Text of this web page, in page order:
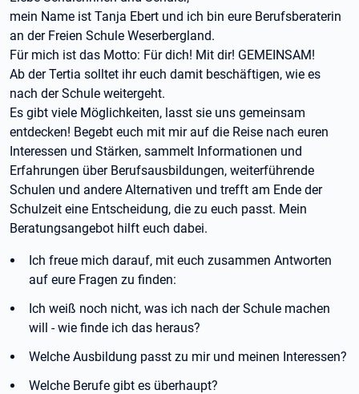
mein Name ist Tanja Ebert und ich bin eure Berufsberaterin
an der Freien Schule Weserbergland.
Für mich ist das Motto: Für dich! Mit dir! GEMEINSAM!
Ab der Tertia solltet ihr euch damit beschäftigen, wie es
nach der Schule weitergeht.
Es gibt viele Möglichkeiten, lasst sie uns gemeinsam
entdecken! Begebt euch mit mir auf die Reise nach euren
Interessen und Stärken, sammelt Informationen und
Erfahrungen über Berufsausbildungen, weiterführende
Schulen und andere Alternativen und trefft am Ende der
Schulzeit eine Entscheidung, die zu euch passt. Mein
Beratungsangebot hilft euch dabei.
Ich freue mich darauf, mit euch zusammen Antworten
auf eure Fragen zu finden:
Ich weiß noch nicht, was ich nach der Schule machen
will - wie finde ich das heraus?
Welche Ausbildung passt zu mir und meinen Interessen?
Welche Berufe gibt es überhaupt?